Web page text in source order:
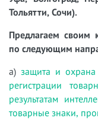
Тольятти, Сочи).
Предлагаем своим
по следующим
а) защита и охрана
регистрации
результатам
товарные знаки,